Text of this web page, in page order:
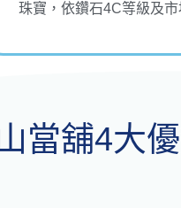
珠寶，依鑽石4C等級及
當舖4大